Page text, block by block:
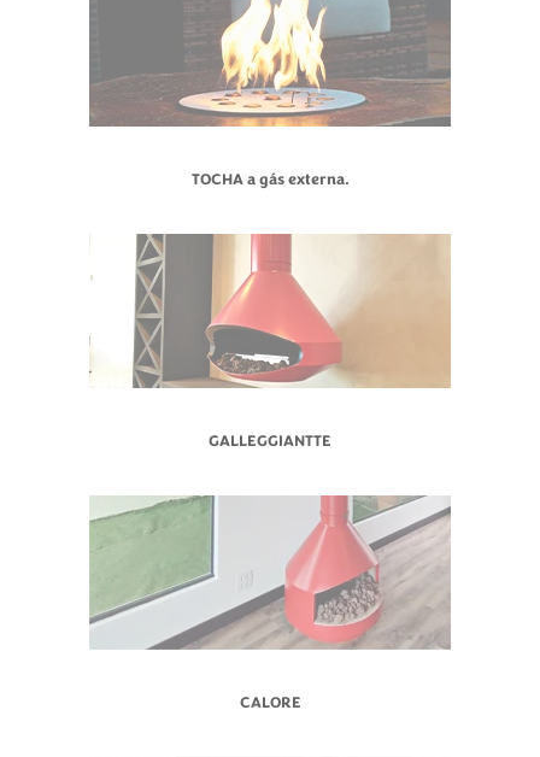
TOCHA a gás externa.
GALLEGGIANTTE
CALORE